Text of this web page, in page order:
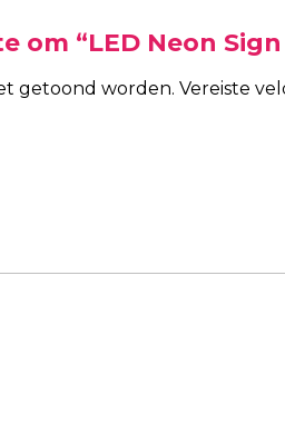
om “LED Neon
getoond worden. Vereiste